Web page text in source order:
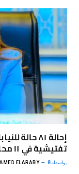
إحالة ٨١
تفتيشية في ١١ محافظة
بواسطة ELARABY 8 أغسطس، 2026